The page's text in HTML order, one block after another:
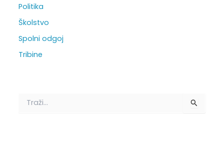
Politika
Školstvo
Spolni odgoj
Tribine